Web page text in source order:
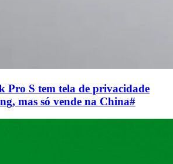
Pro S tem tela de privacidade
mas só vende na China#